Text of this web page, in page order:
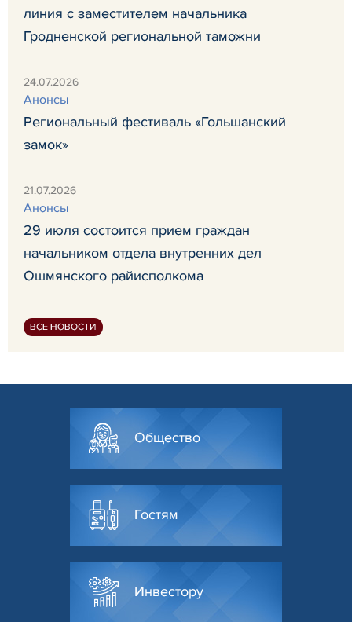
линия с заместителем начальника
Гродненской региональной таможни
24.07.2026
Анонсы
Региональный фестиваль «Гольшанский
замок»
21.07.2026
Анонсы
29 июля состоится прием граждан
начальником отдела внутренних дел
Ошмянского райисполкома
ВСЕ НОВОСТИ
Общество
Гостям
Инвестору